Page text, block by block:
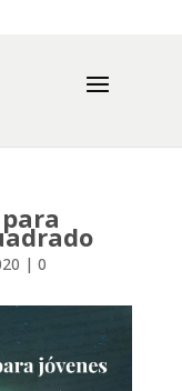
| 0